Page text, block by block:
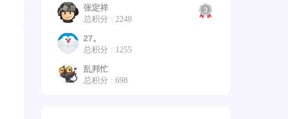
张定祥
总积分 : 2248
27。
总积分 : 1255
乱邦忙
总积分 : 698